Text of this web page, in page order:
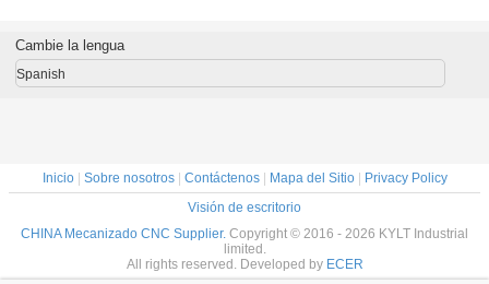
a
CNC
Cambie la lengua
Spanish
Inicio| Sobre nosotros| Contáctenos| Mapa del Sitio|
Privacy Policy
Visión de escritorio
CHINA Mecanizado CNC Supplier. Copyright © 2016 - 2026 KYLT Industrial
limited.
All rights reserved. Developed by ECER